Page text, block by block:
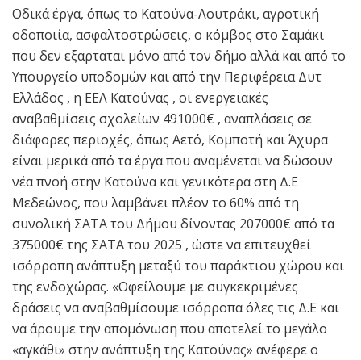
Οδικά έργα, όπως το Κατούνα-Λουτράκι, αγροτική
οδοποιία, ασφαλτοστρώσεις, ο κόμβος στο Σαμάκι
που δεν εξαρταται μόνο από τον δήμο αλλά και από το
Υπουργείο υποδομών και από την Περιφέρεια Δυτ
Ελλάδος , η ΕΕΛ Κατούνας , οι ενεργειακές
αναβαθμίσεις σχολείων 491000€ , αναπλάσεις σε
διάφορες περιοχές, όπως Αετό, Κομποτή και Άχυρα
είναι μερικά από τα έργα που αναμένεται να δώσουν
νέα πνοή στην Κατούνα και γενικότερα στη Δ.Ε
Μεδεώνος, που λαμβάνει πλέον το 60% από τη
συνολική ΣΑΤΑ του Δήμου δίνοντας 207000€ από τα
375000€ της ΣΑΤΑ του 2025 , ώστε να επιτευχθεί
ισόρροπη ανάπτυξη μεταξύ του παράκτιου χώρου και
της ενδοχώρας. «Οφείλουμε με συγκεκριμένες
δράσεις να αναβαθμίσουμε ισόρροπα όλες τις Δ.Ε και
να άρουμε την απομόνωση που αποτελεί το μεγάλο
«αγκάθι» στην ανάπτυξη της Κατούνας» ανέφερε ο